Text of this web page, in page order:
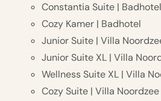
Constantia Suite | Badhotel
Cozy Kamer | Badhotel
Junior Suite | Villa
Junior Suite XL | Villa
Wellness Suite XL | Villa
Cozy Suite | Villa Noordzee